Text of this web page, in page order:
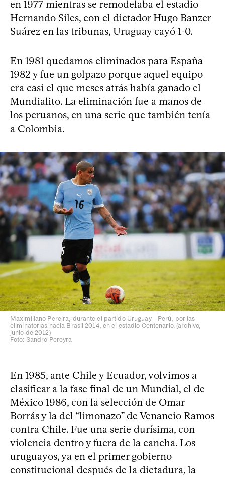
en 1977 mientras se remodelaba el estadio
Hernando Siles, con el dictador Hugo Banzer
Suárez en las tribunas, Uruguay cayó 1-0.
En 1981 quedamos eliminados para España
1982 y fue un golpazo porque aquel equipo
era casi el que meses atrás había ganado el
Mundialito. La eliminación fue a manos de
los peruanos, en una serie que también tenía
a Colombia.
Maximiliano Pereira, durante el partido Uruguay - Perú, por las
eliminatorias hacia Brasil 2014, en el estadio Centenario. (archivo,
junio de 2012)
Foto: Sandro Pereyra
En 1985, ante Chile y Ecuador, volvimos a
clasificar a la fase final de un Mundial, el de
México 1986, con la selección de Omar
Borrás y la del “limonazo” de Venancio Ramos
contra Chile. Fue una serie durísima, con
violencia dentro y fuera de la cancha. Los
uruguayos, ya en el primer gobierno
constitucional después de la dictadura, la